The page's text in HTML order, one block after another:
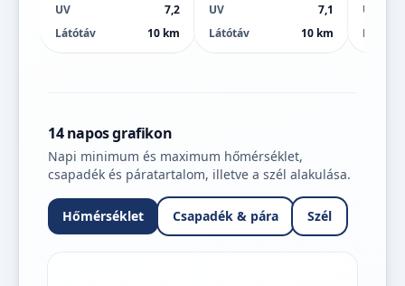
UV
7,2
Látótáv
10 km
UV
7,1
Látótáv
10 km
UV
Látótáv
14 napos grafikon
Napi minimum és maximum hőmérséklet,
csapadék és páratartalom, illetve a szél alakulása.
Hőmérséklet Csapadék & pára Szél